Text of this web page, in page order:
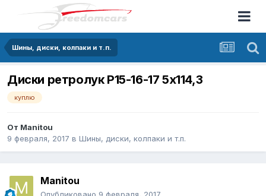
Шины, диски, колпаки и т.п.
Диски ретролук Р15-16-17 5x114,3
куплю
От Manitou
9 февраля, 2017 в Шины, диски, колпаки и т.п.
Manitou